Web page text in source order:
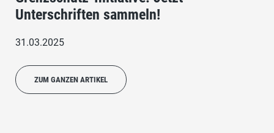
Unterschriften sammeln!
31.03.2025
ZUM GANZEN ARTIKEL